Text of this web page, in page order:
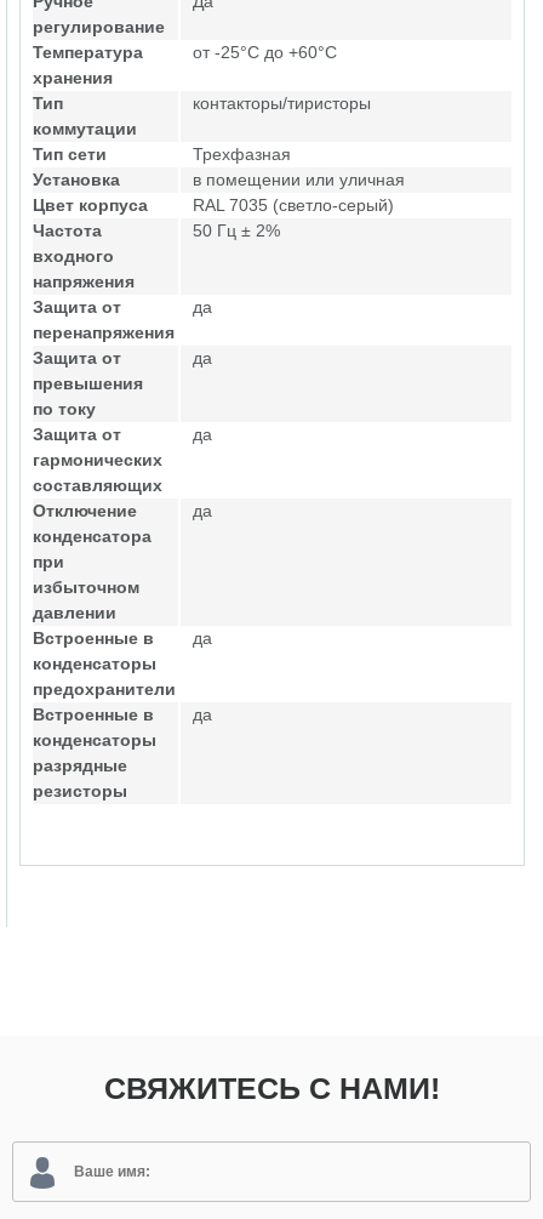
регулирование
Температура
хранения
от -25°C до +60°C
Тип
коммутации
контакторы/тиристоры
Тип сети
Трехфазная
Установка
в помещении или уличная
Цвет корпуса
RAL 7035 (светло-серый)
Частота
входного
напряжения
50 Гц ± 2%
Защита от
перенапряжения
да
Защита от
превышения
по току
да
Защита от
гармонических
составляющих
да
Отключение
конденсатора
при
избыточном
давлении
да
Встроенные в
конденсаторы
предохранители
да
Встроенные в
конденсаторы
разрядные
резисторы
да
СВЯЖИТЕСЬ С НАМИ!